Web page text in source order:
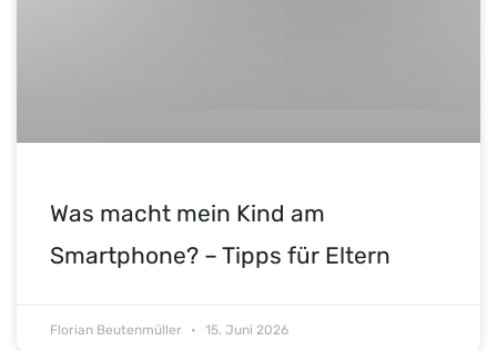
Was macht mein Kind am
Smartphone? – Tipps für Eltern
Florian Beutenmüller 15. Juni 2026